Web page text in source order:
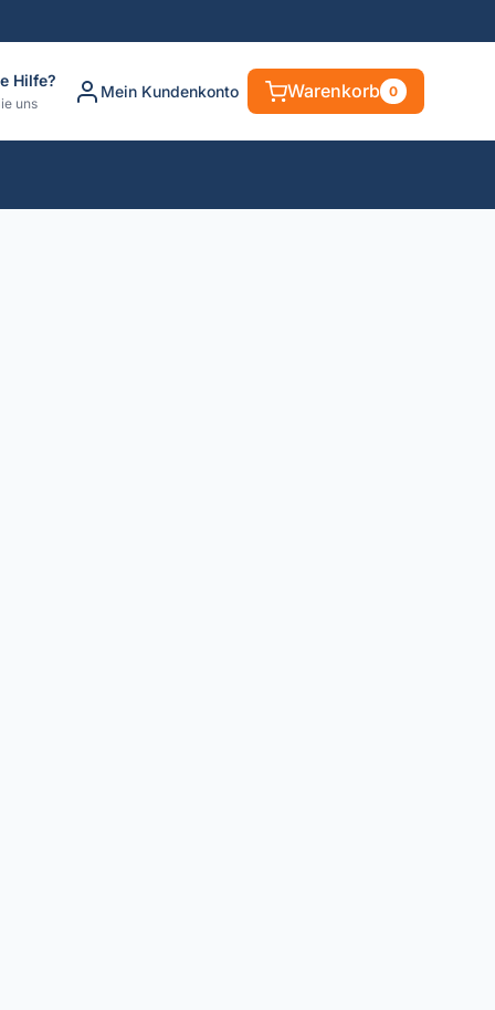
Hilfe?
uns
Mein Kundenkonto Warenkorb 0